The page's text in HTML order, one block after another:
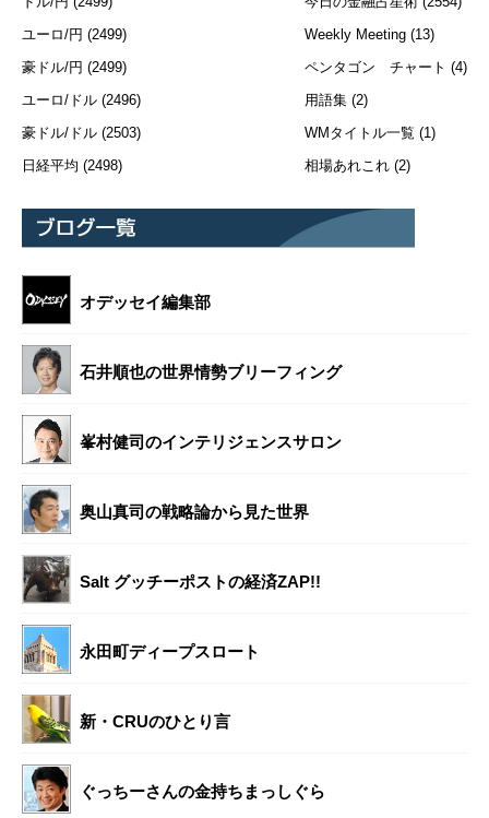
ユーロ/円 (2499)
豪ドル/円 (2499)
ユーロ/ドル (2496)
豪ドル/ドル (2503)
日経平均 (2498)
Weekly Meeting (13)
ペンタゴン チャート (4)
用語集 (2)
WMタイトル一覧 (1)
相場あれこれ (2)
オデッセイ編集部
石井順也の世界情勢ブリーフィング
峯村健司のインテリジェンスサロン
奥山真司の戦略論から見た世界
Salt グッチーポストの経済ZAP!!
永田町ディープスロート
新・CRUのひとり言
ぐっちーさんの金持ちまっしぐら